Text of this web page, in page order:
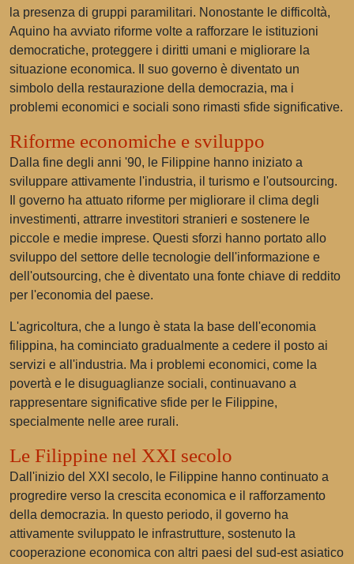
la presenza di gruppi paramilitari. Nonostante le difficoltà,
Aquino ha avviato riforme volte a rafforzare le istituzioni
democratiche, proteggere i diritti umani e migliorare la
situazione economica. Il suo governo è diventato un
simbolo della restaurazione della democrazia, ma i
problemi economici e sociali sono rimasti sfide significative.
Riforme economiche e sviluppo
Dalla fine degli anni '90, le Filippine hanno iniziato a
sviluppare attivamente l'industria, il turismo e l'outsourcing.
Il governo ha attuato riforme per migliorare il clima degli
investimenti, attrarre investitori stranieri e sostenere le
piccole e medie imprese. Questi sforzi hanno portato allo
sviluppo del settore delle tecnologie dell'informazione e
dell'outsourcing, che è diventato una fonte chiave di reddito
per l'economia del paese.
L'agricoltura, che a lungo è stata la base dell'economia
filippina, ha cominciato gradualmente a cedere il posto ai
servizi e all'industria. Ma i problemi economici, come la
povertà e le disuguaglianze sociali, continuavano a
rappresentare significative sfide per le Filippine,
specialmente nelle aree rurali.
Le Filippine nel XXI secolo
Dall'inizio del XXI secolo, le Filippine hanno continuato a
progredire verso la crescita economica e il rafforzamento
della democrazia. In questo periodo, il governo ha
attivamente sviluppato le infrastrutture, sostenuto la
cooperazione economica con altri paesi del sud-est asiatico